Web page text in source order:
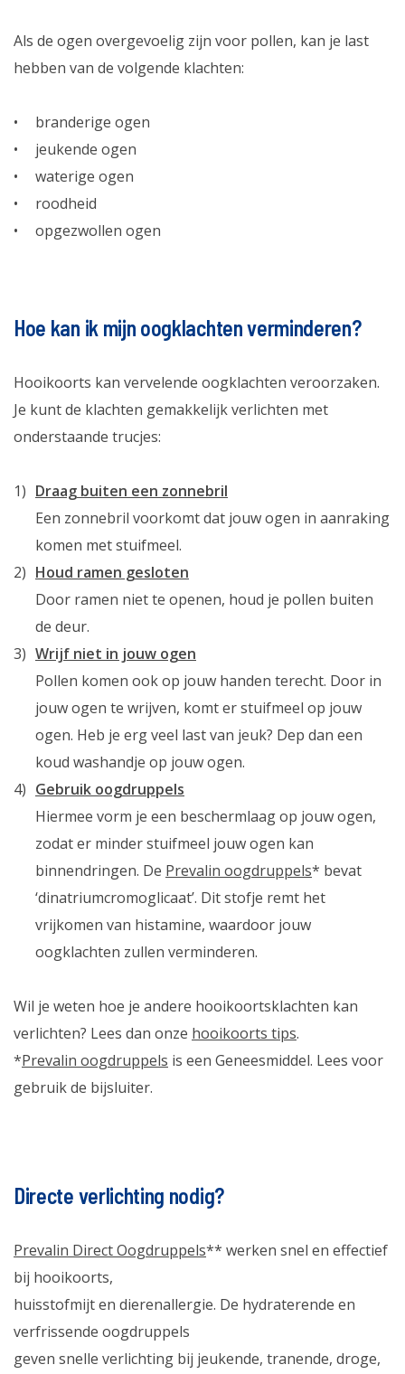
Als de ogen overgevoelig zijn voor pollen, kan je last
hebben van de volgende klachten:
branderige ogen
jeukende ogen
waterige ogen
roodheid
opgezwollen ogen
Hoe kan ik mijn oogklachten verminderen?
Hooikoorts kan vervelende oogklachten veroorzaken.
Je kunt de klachten gemakkelijk verlichten met
onderstaande trucjes:
Draag buiten een zonnebril
Een zonnebril voorkomt dat jouw ogen in aanraking
komen met stuifmeel.
Houd ramen gesloten
Door ramen niet te openen, houd je pollen buiten
de deur.
Wrijf niet in jouw ogen
Pollen komen ook op jouw handen terecht. Door in
jouw ogen te wrijven, komt er stuifmeel op jouw
ogen. Heb je erg veel last van jeuk? Dep dan een
koud washandje op jouw ogen.
Gebruik oogdruppels
Hiermee vorm je een beschermlaag op jouw ogen,
zodat er minder stuifmeel jouw ogen kan
binnendringen. De Prevalin oogdruppels* bevat
‘dinatriumcromoglicaat’. Dit stofje remt het
vrijkomen van histamine, waardoor jouw
oogklachten zullen verminderen.
Wil je weten hoe je andere hooikoortsklachten kan
verlichten? Lees dan onze hooikoorts tips.
*Prevalin oogdruppels is een Geneesmiddel. Lees voor
gebruik de bijsluiter.
Directe verlichting nodig?
Prevalin Direct Oogdruppels** werken snel en effectief
bij hooikoorts,
huisstofmijt en dierenallergie. De hydraterende en
verfrissende oogdruppels
geven snelle verlichting bij jeukende, tranende, droge,